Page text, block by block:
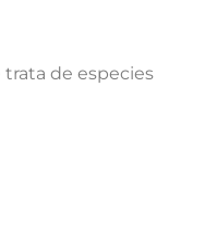
de especies